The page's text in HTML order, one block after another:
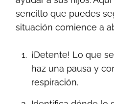
sencillo que puedes
situación comience a
¡Detente! Lo que
haz una pausa y
respiración.